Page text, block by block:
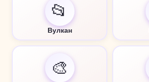
📂
Вулкан
🎨